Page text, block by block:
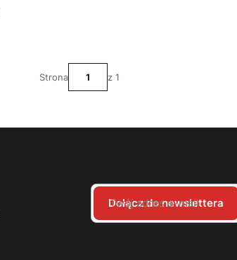
Strona z 1
Twój adres e-mail
Dołącz do newslettera